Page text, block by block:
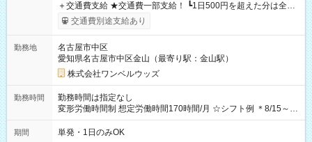
＋交通費支給 ★交通費一部支給！ ┗1日500円を超えた分は全額
支給！ ※往復500円以内の方は自己負担となります ★日払い
OK！（規定あり） ┗働いたその日に現金GET♪ お仕事後はコン
期間なし
交通費別途支給あり
勤務地
名古屋市中区
愛知県名古屋市中区金山（最寄り駅：金山駅）
株式会社ワンベルウッズ
勤務時間
勤務時間は指定なし
変形労働時間制 想定労働時間170時間/月 ☆シフト例 ＊8/15～
10/26 全日共通 08：00～12：00 17：00～21：00 ＊8/31
～9/19のみ下記シフトもあります！ 12：00～16：00 ＊9/6～
期間 単発・1日のみOK